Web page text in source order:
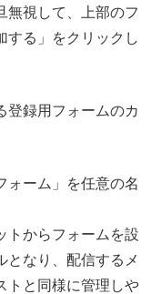
無視して、上部のフ
する」をクリックし
登録用フォームのカ
ォーム」を任意の名
トからフォームを設
となり、配信するメ
トと同様に管理しや